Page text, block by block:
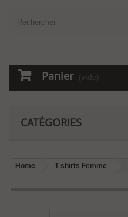
Panier (vide)
CATÉGORIES
Home T shirts Femme